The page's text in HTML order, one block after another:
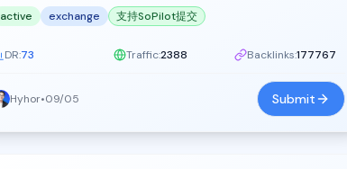
active
exchange 支持SoPilot提交
DR:73 Traffic:2388 Backlinks:177767
Hyhor•09/05 Submit